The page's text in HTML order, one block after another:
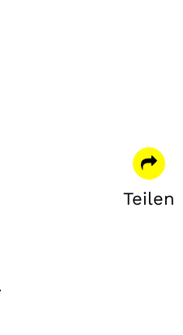
Teilen